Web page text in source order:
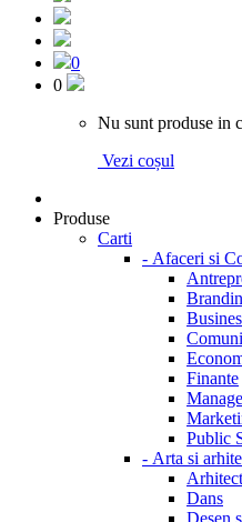
0
0
Nu sunt produse in
Vezi coșul
Produse
Carti
- Afaceri si
Finante
Public
- Arta si
Dans
Desen